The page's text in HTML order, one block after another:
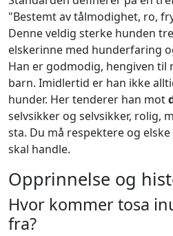
"Bestemt av tålmodighet, ro,
Denne veldig sterke hunden
elskerinne med hunderfaring
Han er godmodig, hengiven til
barn. Imidlertid er han ikke
hunder. Her tenderer han mot
selvsikker og selvsikker, rolig,
sta. Du må respektere og
skal handle.
Opprinnelse og
Hvor kommer tosa
fra?